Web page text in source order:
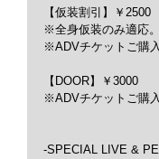
【仮装割引】￥2500
※全身仮装のみ適応
※ADVチケットご購
【DOOR】￥3000
※ADVチケットご購
-SPECIAL LIVE &